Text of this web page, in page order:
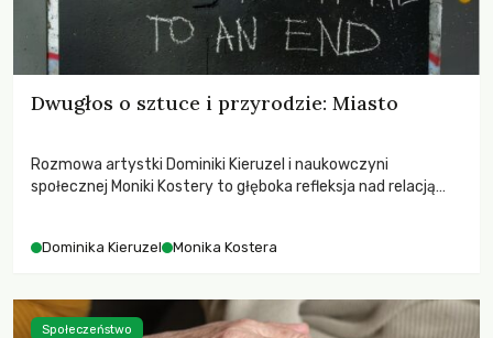
Dwugłos o sztuce i przyrodzie: Miasto
Rozmowa artystki Dominiki Kieruzel i naukowczyni
społecznej Moniki Kostery to głęboka refleksja nad relacją
Dominika Kieruzel Monika Kostera
Społeczeństwo